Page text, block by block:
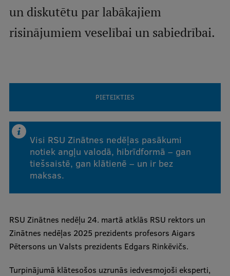
Aula
Muzeji un ekspozīcijas
Virtuālā tūre
Ilgtspējīga attīstība
Studiju un vides pieejamība
Dati par 2025. gadu
Mūžizglītība
un diskutētu par labākajiem
risinājumiem veselībai un sabiedrībai.
PIETEIKTIES
Visi RSU Zinātnes nedēļas pasākumi
notiek angļu valodā, hibrīdformā – gan
tiešsaistē, gan klātienē – un ir bez
maksas.
RSU Zinātnes nedēļu 24. martā atklās RSU rektors un
Zinātnes nedēļas 2025 prezidents profesors Aigars
Pētersons un Valsts prezidents Edgars Rinkēvičs.
Turpinājumā klātesošos uzrunās iedvesmojoši eksperti,